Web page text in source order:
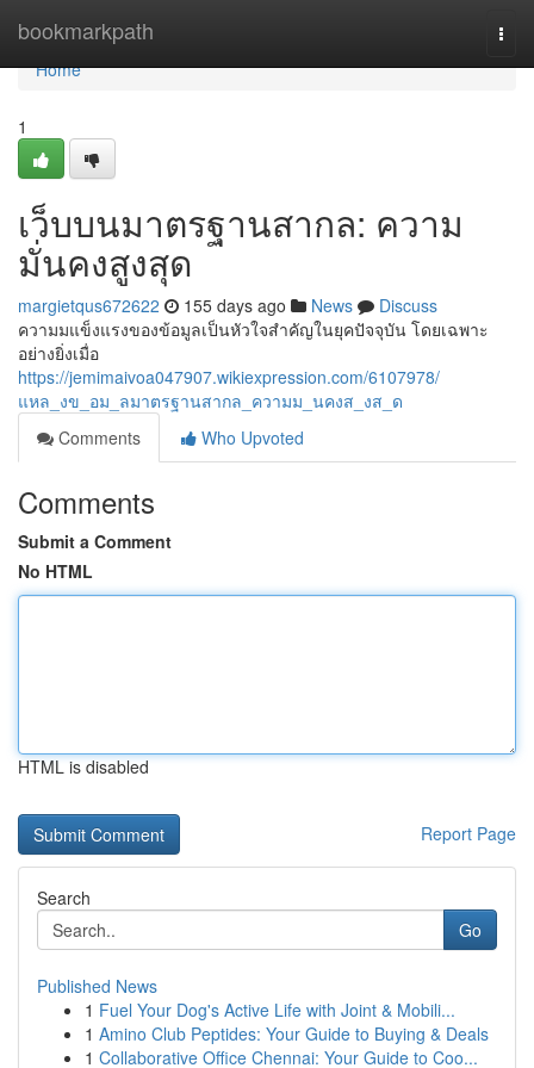
bookmarkpath
Home
Home
1
เว็บบนมาตรฐานสากล: ความ
มั่นคงสูงสุด
margietqus672622 155 days ago News
Discuss
ความมแข็งแรงของข้อมูลเป็นหัวใจสำคัญในยุคปัจจุบัน โดยเฉพาะ
อย่างยิ่งเมื่อ
https://jemimaivoa047907.wikiexpression.com/6107978/
แหล_งข_อม_ลมาตรฐานสากล_ความม_นคงส_งส_ด
Comments
Who Upvoted
Comments
Submit a Comment
No HTML
HTML is disabled
Report Page
Search
Go
Published News
1 Fuel Your Dog's Active Life with Joint & Mobili...
1 Amino Club Peptides: Your Guide to Buying & Deals
1 Collaborative Office Chennai: Your Guide to Coo...